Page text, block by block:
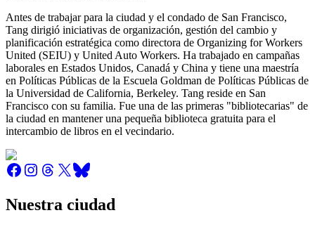
Antes de trabajar para la ciudad y el condado de San Francisco,
Tang dirigió iniciativas de organización, gestión del cambio y
planificación estratégica como directora de Organizing for Workers
United (SEIU) y United Auto Workers. Ha trabajado en campañas
laborales en Estados Unidos, Canadá y China y tiene una maestría
en Políticas Públicas de la Escuela Goldman de Políticas Públicas de
la Universidad de California, Berkeley. Tang reside en San
Francisco con su familia. Fue una de las primeras "bibliotecarias" de
la ciudad en mantener una pequeña biblioteca gratuita para el
intercambio de libros en el vecindario.
Nuestra ciudad